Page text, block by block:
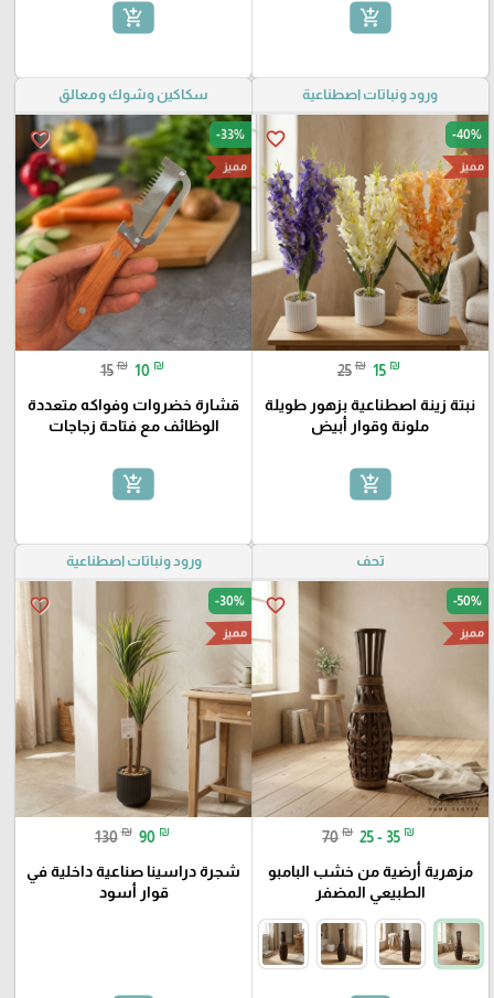
add_shopping_cart
add_shopping_cart
ورود ونباتات اصطناعية
favorite_border -40%
مميز
25 ₪ 15 ₪
نبتة زينة اصطناعية بزهور طويلة
ملونة وقوار أبيض
add_shopping_cart
سكاكين وشوك ومعالق
favorite_border -33%
مميز
15 ₪ 10 ₪
قشارة خضروات وفواكه متعددة
الوظائف مع فتاحة زجاجات
add_shopping_cart
تحف
favorite_border -50%
مميز
70 ₪ 25 - 35 ₪
مزهرية أرضية من خشب البامبو
الطبيعي المضفر
ورود ونباتات اصطناعية
favorite_border -30%
مميز
130 ₪ 90 ₪
شجرة دراسينا صناعية داخلية في
قوار أسود